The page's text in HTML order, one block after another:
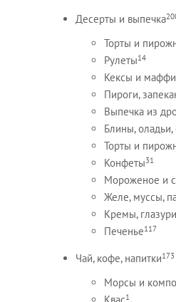
Десерты и выпечка
Торты и
Рулеты14
Кексы и
Пироги,
Выпечка из
Блины,
Торты и
Конфеты31
Мороженое и
Желе, муссы,
Кремы,
Печенье117
Чай, кофе, напитки173
Морсы и
1